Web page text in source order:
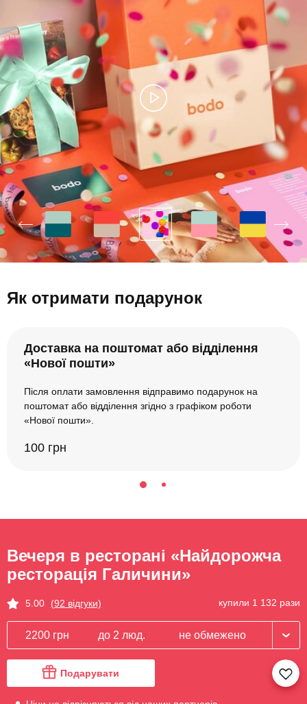
Як отримати подарунок
Доставка на поштомат або відділення
«Нової пошти»
Після оплати замовлення відправимо подарунок на
поштомат або відділення згідно з графіком роботи
«Нової пошти».
100 грн
Вечеря в ресторані «Найдорожча
ресторація Галичини»
5.00 (92 відгуки) купили 1 132 рази
2200 грн до 2 люд. не обмежено
Подарувати